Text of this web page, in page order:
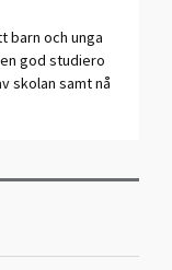
barn och unga
god studiero
skolan samt nå